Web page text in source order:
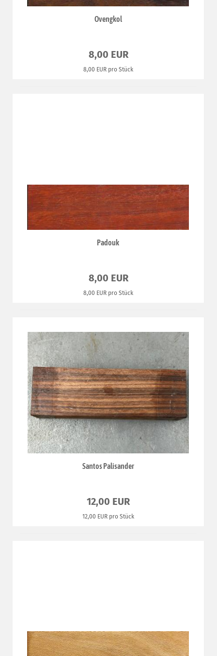
Ovengkol
8,00 EUR
8,00 EUR pro Stück
Padouk
8,00 EUR
8,00 EUR pro Stück
Santos Palisander
12,00 EUR
12,00 EUR pro Stück